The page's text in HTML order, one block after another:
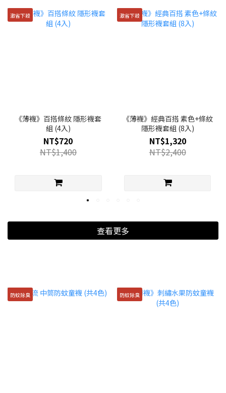
激省下殺
《薄襪》百搭條紋 隱形襪套
組 (4入)
NT$720
NT$1,400
激省下殺
《薄襪》經典百搭 素色+條紋
隱形襪套組 (8入)
NT$1,320
NT$2,400
查看更多
防蚊除臭 防蚊除臭